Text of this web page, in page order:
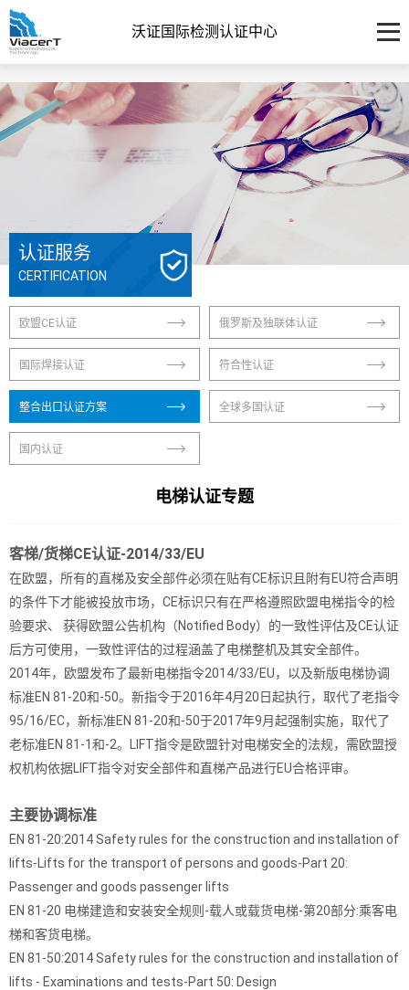
沃证国际检测认证中心
认证服务
CERTIFICATION
欧盟CE认证 俄罗斯及独联体认证
国际焊接认证 符合性认证
整合出口认证方案 全球多国认证
国内认证
电梯认证专题
客梯/货梯CE认证-2014/33/EU
在欧盟，所有的直梯及安全部件必须在贴有CE标识且附有EU符合声明
的条件下才能被投放市场，CE标识只有在严格遵照欧盟电梯指令的检
验要求、 获得欧盟公告机构（Notified Body）的一致性评估及CE认证
后方可使用，一致性评估的过程涵盖了电梯整机及其安全部件。
2014年，欧盟发布了最新电梯指令2014/33/EU，以及新版电梯协调
标准EN 81-20和-50。新指令于2016年4月20日起执行，取代了老指令
95/16/EC，新标准EN 81-20和-50于2017年9月起强制实施，取代了
老标准EN 81-1和-2。LIFT指令是欧盟针对电梯安全的法规，需欧盟授
权机构依据LIFT指令对安全部件和直梯产品进行EU合格评审。
主要协调标准
EN 81-20:2014 Safety rules for the construction and installation of
lifts-Lifts for the transport of persons and goods-Part 20:
Passenger and goods passenger lifts
EN 81-20 电梯建造和安装安全规则-载人或载货电梯-第20部分:乘客电
梯和客货电梯。
EN 81-50:2014 Safety rules for the construction and installation of
lifts - Examinations and tests-Part 50: Design